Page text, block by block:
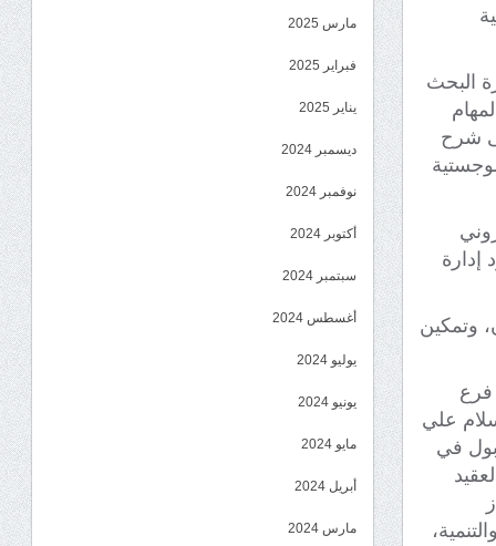
البحث
شرح
إدارة
وتمكين
فرع
علي
في
مارس 2025
فبراير 2025
يناير 2025
ديسمبر 2024
نوفمبر 2024
أكتوبر 2024
سبتمبر 2024
أغسطس 2024
يوليو 2024
يونيو 2024
مايو 2024
أبريل 2024
مارس 2024